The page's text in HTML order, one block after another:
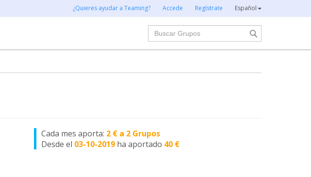
¿Quieres ayudar a Teaming? Accede Regístrate Español
Buscar
Cada mes aporta: 2 € a 2 Grupos
Desde el 03-10-2019 ha aportado 40 €